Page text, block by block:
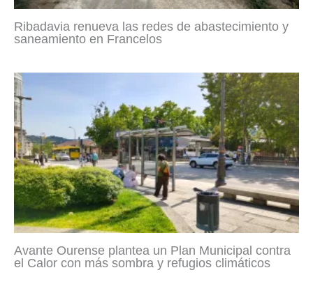
Ribadavia renueva las redes de abastecimiento y
saneamiento en Francelos
Avante Ourense plantea un Plan Municipal contra
el Calor con más sombra y refugios climáticos